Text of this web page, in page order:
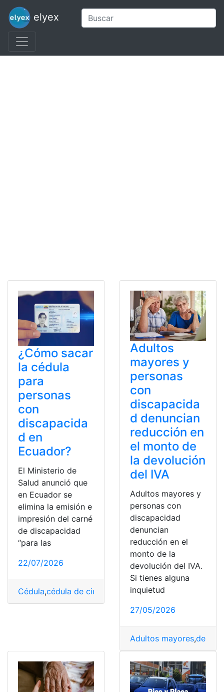
elyex
¿Cómo sacar
la cédula
para
personas
con
discapacida
d en
Ecuador?
El Ministerio de
Salud anunció que
en Ecuador se
elimina la emisión e
impresión del carné
de discapacidad
“para las
22/07/2026
Cédula,cédula de ciudadanía documento
Adultos
mayores y
personas
con
discapacida
d denuncian
reducción en
el monto de
la devolución
del IVA
Adultos mayores y
personas con
discapacidad
denuncian
reducción en el
monto de la
devolución del IVA.
Si tienes alguna
inquietud
27/05/2026
Adultos mayores,